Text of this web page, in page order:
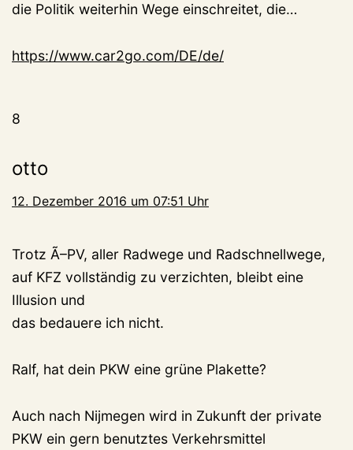
die Politik weiterhin Wege einschreitet, die…
https://www.car2go.com/DE/de/
8
otto
12. Dezember 2016 um 07:51 Uhr
Trotz Ã–PV, aller Radwege und Radschnellwege,
auf KFZ vollständig zu verzichten, bleibt eine
Illusion und
das bedauere ich nicht.
Ralf, hat dein PKW eine grüne Plakette?
Auch nach Nijmegen wird in Zukunft der private
PKW ein gern benutztes Verkehrsmittel